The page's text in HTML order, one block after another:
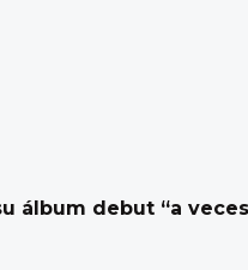
álbum debut “a